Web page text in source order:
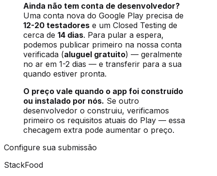
Ainda não tem conta de desenvolvedor?
Uma conta nova do Google Play precisa de
12-20 testadores e um Closed Testing de
cerca de 14 dias. Para pular a espera,
podemos publicar primeiro na nossa conta
verificada (aluguel gratuito) — geralmente
no ar em 1-2 dias — e transferir para a sua
quando estiver pronta.
O preço vale quando o app foi construído
ou instalado por nós. Se outro
desenvolvedor o construiu, verificamos
primeiro os requisitos atuais do Play — essa
checagem extra pode aumentar o preço.
Configure sua submissão
StackFood